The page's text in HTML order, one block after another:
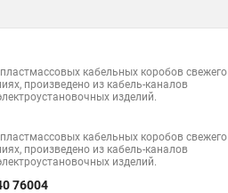
кабельных коробов свежего
произведено из кабель-каналов
изделий.
кабельных коробов свежего
произведено из кабель-каналов
изделий.
76004